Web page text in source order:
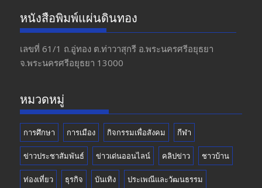
e
b
o
o
a
gr
a
m
itt
er
u
T
u
b
หนังสือพิมพ์แผ่นดินทอง
เลขที่ 61/1 ถ.อู่ทอง​ ต.​ท่าวาสุกรี​ อ.พระนครศรีอยุธยา​
จ.พระนครศรีอยุธยา 13000
หมวดหมู่
การศึกษา การเมือง กิจกรรมเพื่อสังคม กีฬา
ข่าวประชาสัมพันธ์ ข่าวเด่นออนไลน์ คลิปข่าว ชาวบ้าน
ท่องเที่ยว ธุรกิจ บันเทิง ประเพณีและวัฒนธรรม